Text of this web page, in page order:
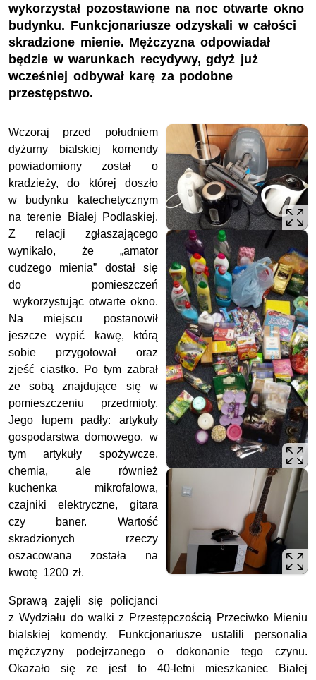
wykorzystał pozostawione na noc otwarte okno
budynku. Funkcjonariusze odzyskali w całości
skradzione mienie. Mężczyzna odpowiadał
będzie w warunkach recydywy, gdyż już
wcześniej odbywał karę za podobne
przestępstwo.
Wczoraj przed południem
dyżurny bialskiej komendy
powiadomiony został o
kradzieży, do której doszło
w budynku katechetycznym
na terenie Białej Podlaskiej.
Z relacji zgłaszającego
wynikało, że „amator
cudzego mienia” dostał się
do pomieszczeń
wykorzystując otwarte okno.
Na miejscu postanowił
jeszcze wypić kawę, którą
sobie przygotował oraz
zjeść ciastko. Po tym zabrał
ze sobą znajdujące się w
pomieszczeniu przedmioty.
Jego łupem padły: artykuły
gospodarstwa domowego, w
tym artykuły spożywcze,
chemia, ale również
kuchenka mikrofalowa,
czajniki elektryczne, gitara
czy baner. Wartość
skradzionych rzeczy
oszacowana została na
kwotę 1200 zł.
Sprawą zajęli się policjanci
z Wydziału do walki z Przestępczością Przeciwko Mieniu
bialskiej komendy. Funkcjonariusze ustalili personalia
mężczyzny podejrzanego o dokonanie tego czynu.
Okazało się ze jest to 40-letni mieszkaniec Białej